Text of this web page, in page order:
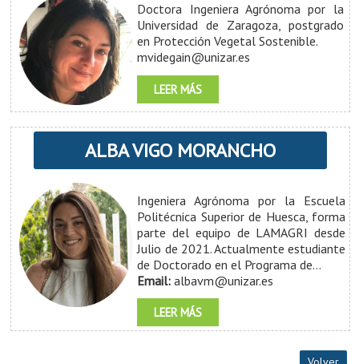
Doctora Ingeniera Agrónoma por la
Universidad de Zaragoza, postgrado
en Protección Vegetal Sostenible.
mvidegain@unizar.es
LEER MÁS
ALBA VIGO MORANCHO
Ingeniera Agrónoma por la Escuela
Politécnica Superior de Huesca, forma
parte del equipo de LAMAGRI desde
Julio de 2021.Actualmente estudiante
de Doctorado en el Programa de...
Email:albavm@unizar.es
LEER MÁS